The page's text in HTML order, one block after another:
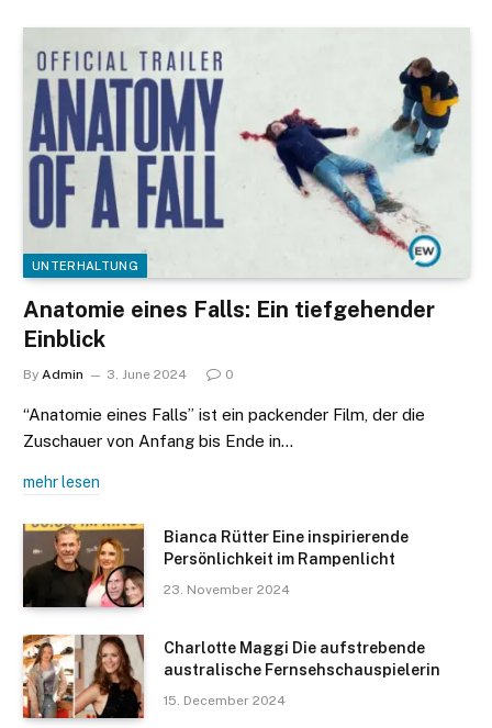
UNTERHALTUNG
Anatomie eines Falls: Ein tiefgehender
Einblick
By Admin 3. June 2024 0
“Anatomie eines Falls” ist ein packender Film, der die
Zuschauer von Anfang bis Ende in…
mehr lesen
Bianca Rütter Eine inspirierende
Persönlichkeit im Rampenlicht
23. November 2024
Charlotte Maggi Die aufstrebende
australische Fernsehschauspielerin
15. December 2024